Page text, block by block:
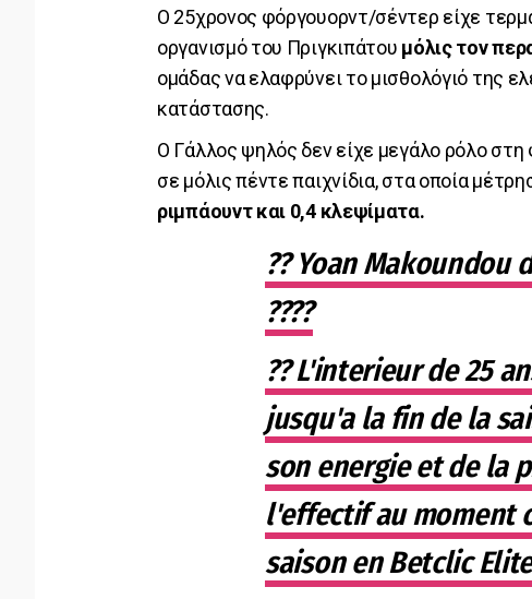
Ο 25χρονος φόργουορντ/σέντερ είχε
οργανισμό του Πριγκιπάτου μόλις τον
ομάδας να ελαφρύνει το μισθολόγιό της
κατάστασης.
Ο Γάλλος ψηλός δεν είχε μεγάλο ρόλο
σε μόλις πέντε παιχνίδια, στα οποία
ριμπάουντ και 0,4 κλεψίματα.
?? Yoan Makoundou
????
?? L'interieur de 25
jusqu'a la fin de la
son energie et de la
l'effectif au moment
saison en Betclic